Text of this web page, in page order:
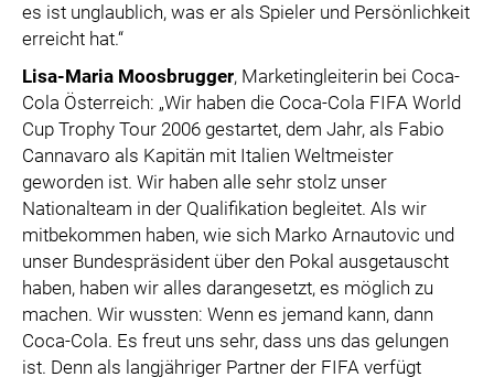
es ist unglaublich, was er als Spieler und Persönlichkeit
erreicht hat.“
Lisa-Maria Moosbrugger, Marketingleiterin bei Coca-
Cola Österreich: „Wir haben die Coca-Cola FIFA World
Cup Trophy Tour 2006 gestartet, dem Jahr, als Fabio
Cannavaro als Kapitän mit Italien Weltmeister
geworden ist. Wir haben alle sehr stolz unser
Nationalteam in der Qualifikation begleitet. Als wir
mitbekommen haben, wie sich Marko Arnautovic und
unser Bundespräsident über den Pokal ausgetauscht
haben, haben wir alles darangesetzt, es möglich zu
machen. Wir wussten: Wenn es jemand kann, dann
Coca-Cola. Es freut uns sehr, dass uns das gelungen
ist. Denn als langjähriger Partner der FIFA verfügt